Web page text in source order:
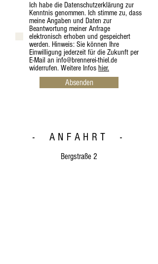
Ich habe die Datenschutzerklärung zur
Kenntnis genommen. Ich stimme zu, dass
meine Angaben und Daten zur
Beantwortung meiner Anfrage
elektronisch erhoben und gespeichert
werden. Hinweis: Sie können Ihre
Einwilligung jederzeit für die Zukunft per
E-Mail an info@brennerei-thiel.de
widerrufen. Weitere Infos hier.
Absenden
- ANFAHRT -
Bergstraße 2